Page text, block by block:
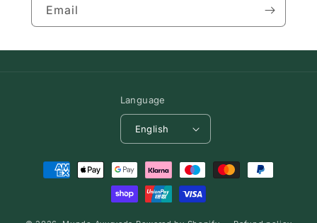
Email
Language
English
Payment
methods